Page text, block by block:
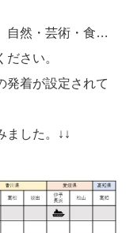
自然・芸術・食…
さい。
発着が設定されて
ました。↓↓